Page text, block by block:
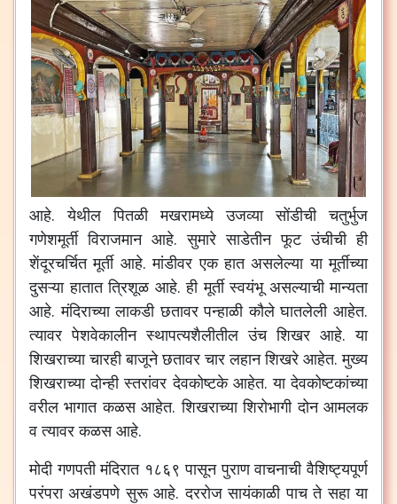
आहे. येथील पितळी मखरामध्ये उजव्या सोंडीची चतुर्भुज
गणेशमूर्ती विराजमान आहे. सुमारे साडेतीन फूट उंचीची ही
शेंदूरचर्चित मूर्ती आहे. मांडीवर एक हात असलेल्या या मूर्तीच्या
दुसऱ्या हातात त्रिशूळ आहे. ही मूर्ती स्वयंभू असल्याची मान्यता
आहे. मंदिराच्या लाकडी छतावर पन्हाळी कौले घातलेली आहेत.
त्यावर पेशवेकालीन स्थापत्यशैलीतील उंच शिखर आहे. या
शिखराच्या चारही बाजूने छतावर चार लहान शिखरे आहेत. मुख्य
शिखराच्या दोन्ही स्तरांवर देवकोष्टके आहेत. या देवकोष्टकांच्या
वरील भागात कळस आहेत. शिखराच्या शिरोभागी दोन आमलक
व त्यावर कळस आहे.
मोदी गणपती मंदिरात १८६९ पासून पुराण वाचनाची वैशिष्ट्यपूर्ण
परंपरा अखंडपणे सुरू आहे. दररोज सायंकाळी पाच ते सहा या